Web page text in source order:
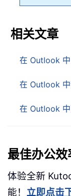
相关文章
在 Outlook 中
在 Outlook
在 Outlook
最佳办公
体验全新
能！ 立即点击